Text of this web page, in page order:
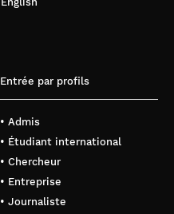
Entrée par profils
• Admis
• Étudiant international
• Chercheur
• Entreprise
• Journaliste